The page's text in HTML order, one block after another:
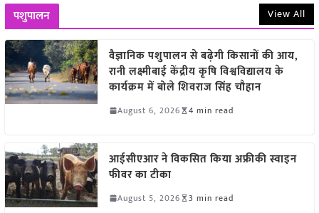
पशुपालन View All
वैज्ञानिक पशुपालन से बढ़ेगी किसानों की आय,
रानी लक्ष्मीबाई केंद्रीय कृषि विश्वविद्यालय के
कार्यक्रम में बोले शिवराज सिंह चौहान
August 6, 2026 4 min read
आईसीएआर ने विकसित किया अफ्रीकी स्वाइन
फीवर का टीका
August 5, 2026 3 min read